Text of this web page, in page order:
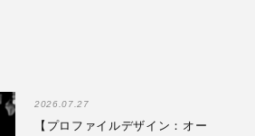
2026.07.27
【プロファイルデザイン：オー